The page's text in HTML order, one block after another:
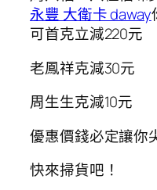
永豐 大衛卡 daway
可首克立減220元
老鳳祥克減30元
周生生克減10元
優惠價錢必定讓你
快來掃貨吧！